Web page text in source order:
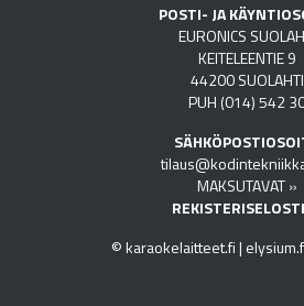
POSTI- JA
EURONICS
KEITELEENTIE 9
44200 SUOLAHTI
PUH (014) 542
MAKSUTAVAT »
© karaokelaitteet.fi |